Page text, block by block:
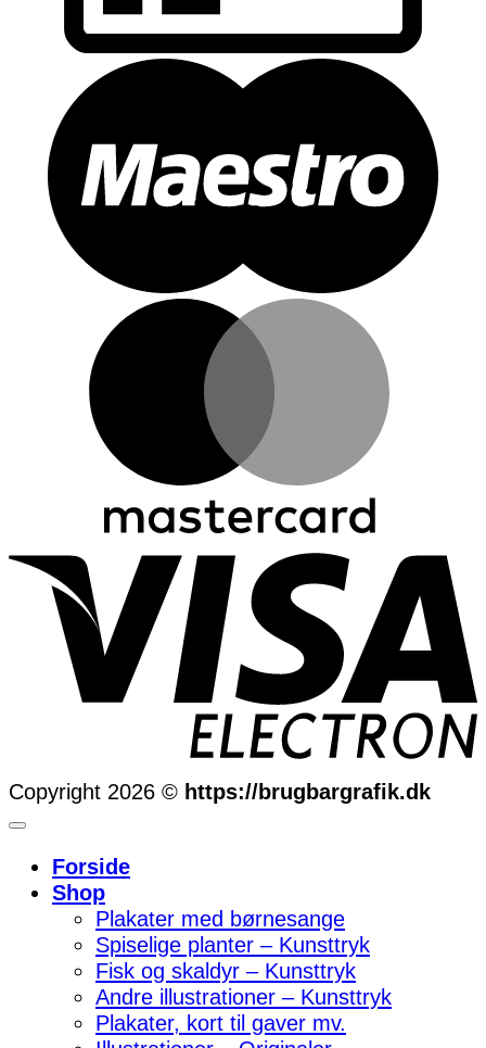
Copyright 2026 © https://brugbargrafik.dk
Forside
Shop
Plakater med børnesange
Spiselige planter – Kunsttryk
Fisk og skaldyr – Kunsttryk
Andre illustrationer – Kunsttryk
Plakater, kort til gaver mv.